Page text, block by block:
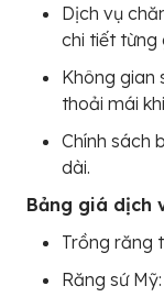
Dịch vụ
chi tiết từng
Không gian
thoải mái
Chính sách
dài.
Bảng giá dịch
Trồng răng
Răng sứ